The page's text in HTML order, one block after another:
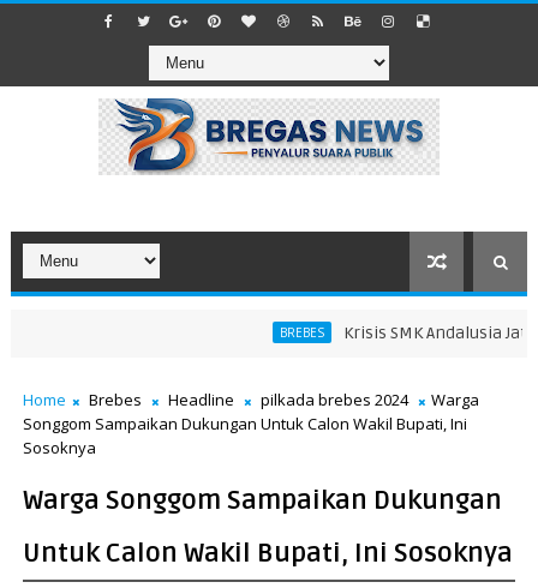
BREBES Krisis SMK Andalusia
Home Brebes Headline pilkada brebes 2024
Warga
Songgom Sampaikan Dukungan Untuk Calon Wakil Bupati, Ini
Sosoknya
Warga Songgom Sampaikan Dukungan
Untuk Calon Wakil Bupati, Ini Sosoknya